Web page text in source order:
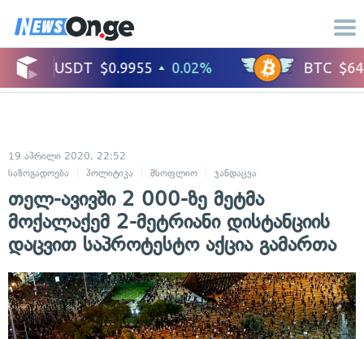
19 აპრილი 2020, 22:52
საზოგადოება
პოლიტიკა მსოფლიო ჯანდაცვა
თელ-ავივში 2 000-ზე მეტმა
მოქალაქემ 2-მეტრიანი დისტანციის
დაცვით საპროტესტო აქცია გამართა